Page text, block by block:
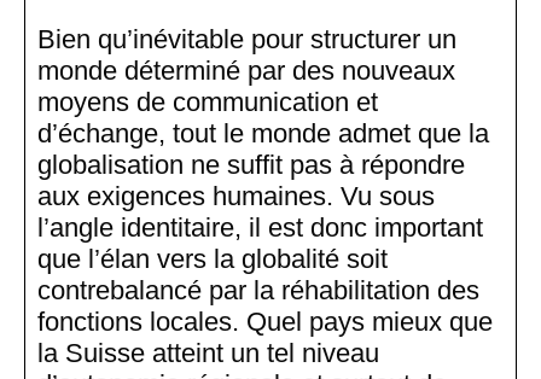
Bien qu’inévitable pour structurer un
monde déterminé par des nouveaux
moyens de communication et
d’échange, tout le monde admet que la
globalisation ne suffit pas à répondre
aux exigences humaines. Vu sous
l’angle identitaire, il est donc important
que l’élan vers la globalité soit
contrebalancé par la réhabilitation des
fonctions locales. Quel pays mieux que
la Suisse atteint un tel niveau